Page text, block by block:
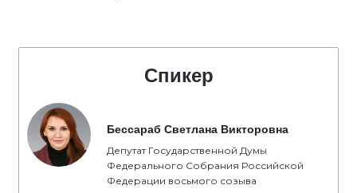
Спикер
Бессараб Светлана Викторовна
Депутат Государственной Думы
Федерального Собрания Российской
Федерации восьмого созыва